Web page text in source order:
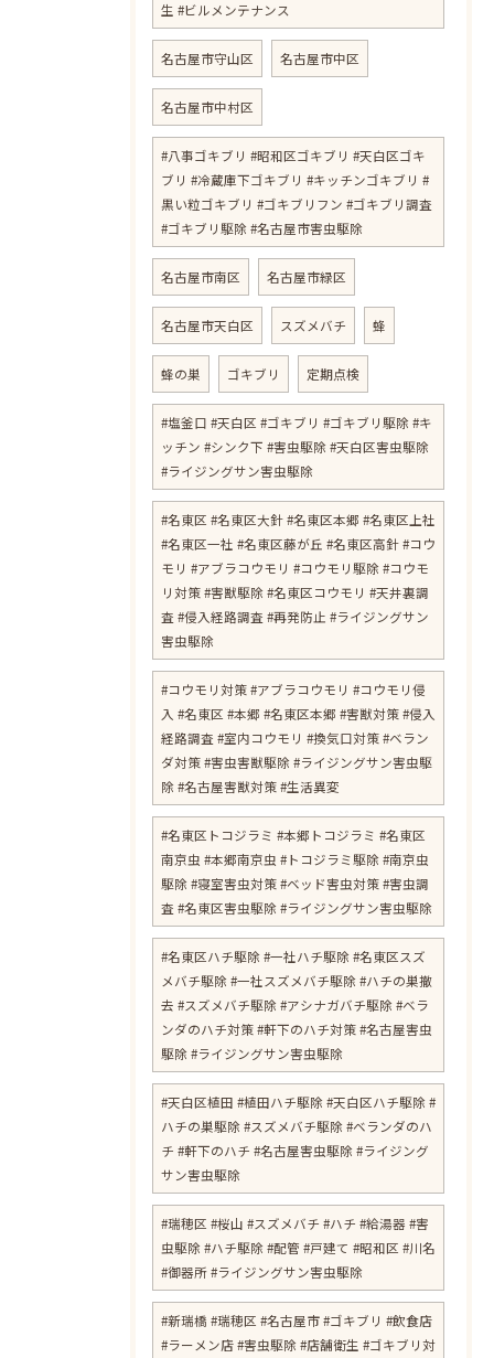
生 #ビルメンテナンス
名古屋市守山区 名古屋市中区
名古屋市中村区
#八事ゴキブリ #昭和区ゴキブリ #天白区ゴキ
ブリ #冷蔵庫下ゴキブリ #キッチンゴキブリ #
黒い粒ゴキブリ #ゴキブリフン #ゴキブリ調査
#ゴキブリ駆除 #名古屋市害虫駆除
名古屋市南区 名古屋市緑区
名古屋市天白区 スズメバチ 蜂
蜂の巣 ゴキブリ 定期点検
#塩釜口 #天白区 #ゴキブリ #ゴキブリ駆除 #キ
ッチン #シンク下 #害虫駆除 #天白区害虫駆除
#ライジングサン害虫駆除
#名東区 #名東区大針 #名東区本郷 #名東区上社
#名東区一社 #名東区藤が丘 #名東区高針 #コウ
モリ #アブラコウモリ #コウモリ駆除 #コウモ
リ対策 #害獣駆除 #名東区コウモリ #天井裏調
査 #侵入経路調査 #再発防止 #ライジングサン
害虫駆除
#コウモリ対策 #アブラコウモリ #コウモリ侵
入 #名東区 #本郷 #名東区本郷 #害獣対策 #侵入
経路調査 #室内コウモリ #換気口対策 #ベラン
ダ対策 #害虫害獣駆除 #ライジングサン害虫駆
除 #名古屋害獣対策 #生活異変
#名東区トコジラミ #本郷トコジラミ #名東区
南京虫 #本郷南京虫 #トコジラミ駆除 #南京虫
駆除 #寝室害虫対策 #ベッド害虫対策 #害虫調
査 #名東区害虫駆除 #ライジングサン害虫駆除
#名東区ハチ駆除 #一社ハチ駆除 #名東区スズ
メバチ駆除 #一社スズメバチ駆除 #ハチの巣撤
去 #スズメバチ駆除 #アシナガバチ駆除 #ベラ
ンダのハチ対策 #軒下のハチ対策 #名古屋害虫
駆除 #ライジングサン害虫駆除
#天白区植田 #植田ハチ駆除 #天白区ハチ駆除 #
ハチの巣駆除 #スズメバチ駆除 #ベランダのハ
チ #軒下のハチ #名古屋害虫駆除 #ライジング
サン害虫駆除
#瑞穂区 #桜山 #スズメバチ #ハチ #給湯器 #害
虫駆除 #ハチ駆除 #配管 #戸建て #昭和区 #川名
#御器所 #ライジングサン害虫駆除
#新瑞橋 #瑞穂区 #名古屋市 #ゴキブリ #飲食店
#ラーメン店 #害虫駆除 #店舗衛生 #ゴキブリ対